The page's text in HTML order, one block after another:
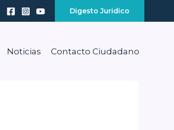
Digesto Juridico
Noticias Contacto Ciudadano